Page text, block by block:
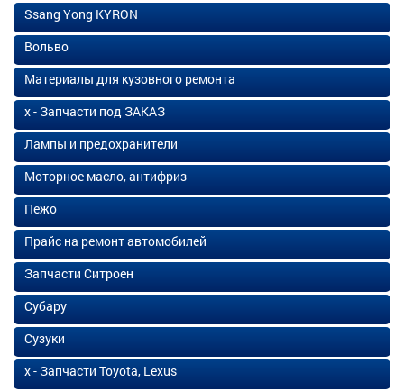
Ssang Yong KYRON
Вольво
Материалы для кузовного ремонта
х - Запчасти под ЗАКАЗ
Лампы и предохранители
Моторное масло, антифриз
Пежо
Прайс на ремонт автомобилей
Запчасти Ситроен
Субару
Сузуки
х - Запчасти Toyota, Lexus